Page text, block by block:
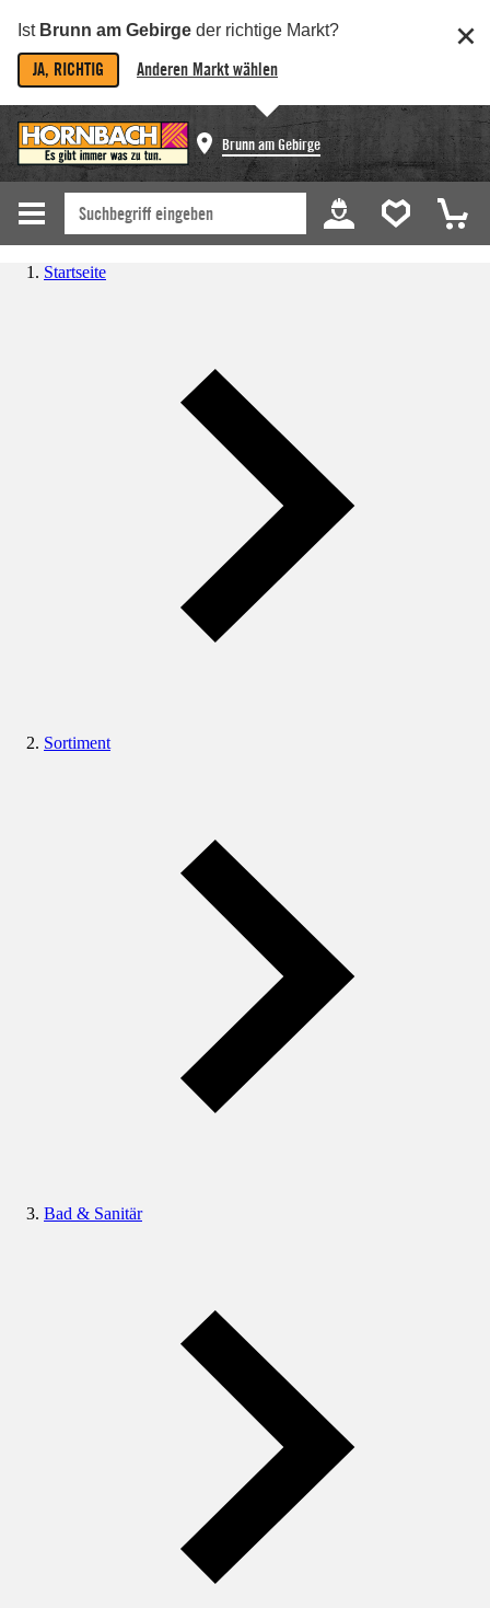
Ist Brunn am Gebirge der richtige Markt?
JA, RICHTIG Anderen Markt wählen
Brunn am Gebirge
Startseite
Sortiment
Bad & Sanitär